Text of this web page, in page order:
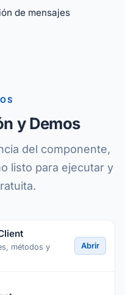
de mensajes
y Demos
del componente,
listo para ejecutar y
métodos y
Abrir